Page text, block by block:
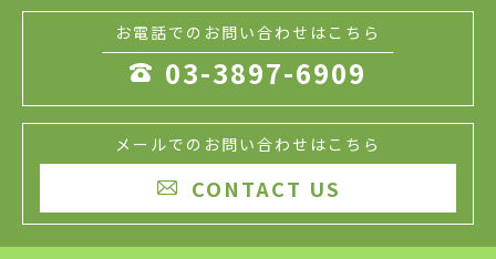
お電話でのお問い合わせはこちら
 03-3897-6909
メールでのお問い合わせはこちら
 CONTACT US